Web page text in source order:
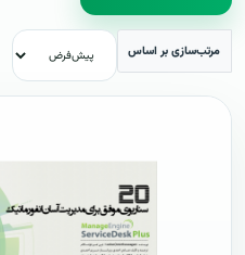
مرتب‌سازی بر اساس